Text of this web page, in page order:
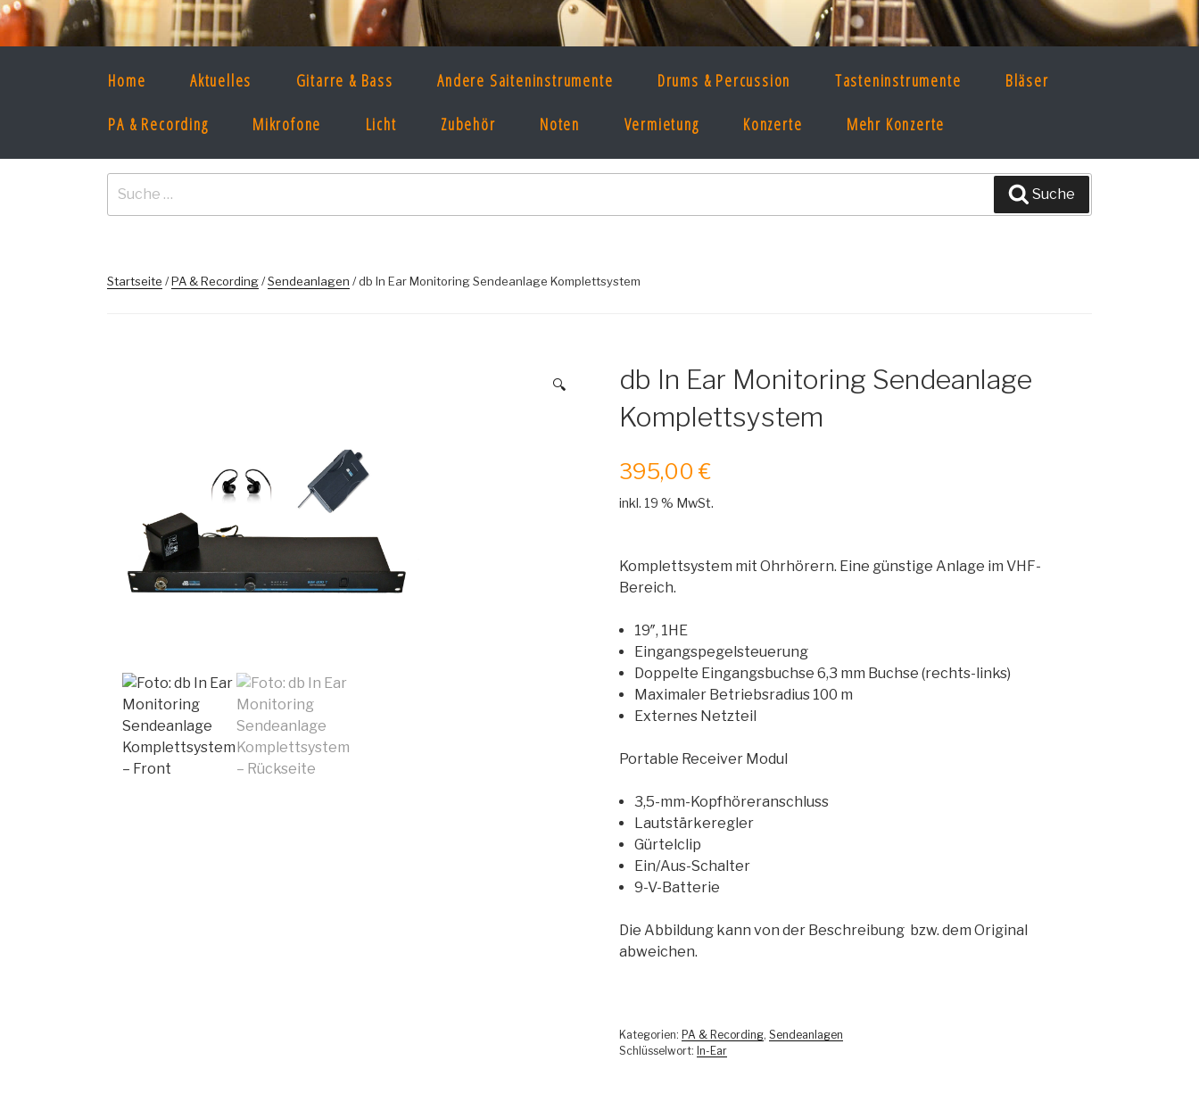
Zum
Inhalt
CONCERT IDEE MUSIKLADEN
Home Aktuelles Gitarre & Bass Andere Saiteninstrumente Drums & Percussion Tasteninstrumente Bläser
PA & Recording Mikrofone Licht Zubehör Noten Vermietung Konzerte Mehr Konzerte
nach:
Suche
Startseite /PA & Recording/Sendeanlagen / db In Ear Monitoring Sendeanlage Komplettsystem
🔍
db In Ear Monitoring Sendeanlage
Komplettsystem
395,00€
inkl. 19 % MwSt.
Komplettsystem mit Ohrhörern. Eine günstige Anlage im VHF-
Bereich.
19″, 1HE
Eingangspegelsteuerung
Doppelte Eingangsbuchse 6,3 mm Buchse (rechts-links)
Maximaler Betriebsradius 100 m
Externes Netzteil
Portable Receiver Modul
3,5-mm-Kopfhöreranschluss
Lautstärkeregler
Gürtelclip
Ein/Aus-Schalter
9-V-Batterie
Die Abbildung kann von der Beschreibung bzw. dem Original
abweichen.
Kategorien: PA & Recording,Sendeanlagen
Schlüsselwort: In-Ear